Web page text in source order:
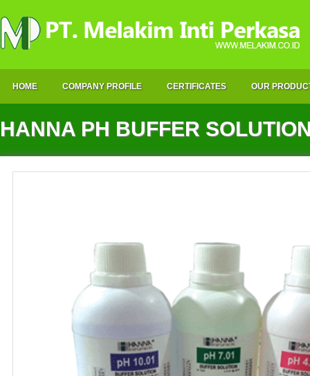
HOME COMPANY PROFILE CERTIFICATES OUR
HANNA PH BUFFER